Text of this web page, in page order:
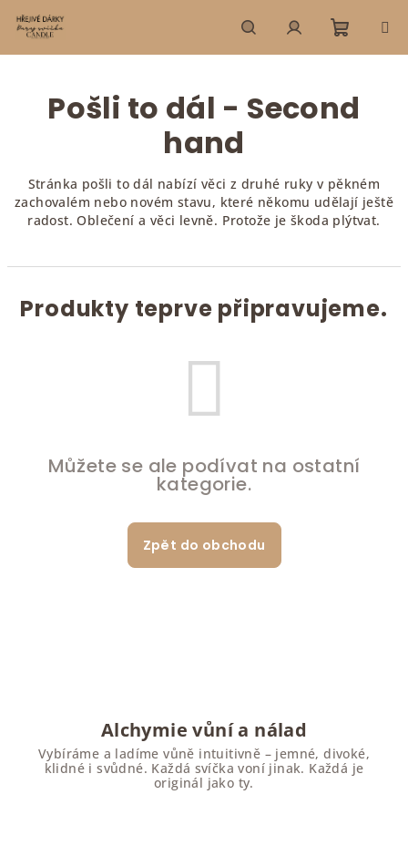
obsah
HledatPřihlášení
košík
Pošli to dál - Second
hand
Stránka pošli to dál nabízí věci z druhé ruky v pěkném
zachovalém nebo novém stavu, které někomu udělají ještě
radost. Oblečení a věci levně. Protože je škoda plýtvat.
Produkty teprve připravujeme.
Můžete se ale podívat na ostatní
kategorie.
Zpět do obchodu
Alchymie vůní a nálad
Vybíráme a ladíme vůně intuitivně – jemné, divoké,
klidné i svůdné. Každá svíčka voní jinak. Každá je
originál jako ty.